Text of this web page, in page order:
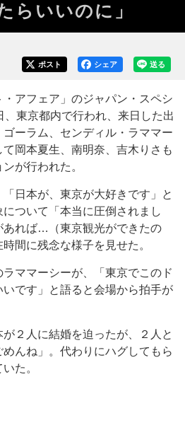
らいいのに」
送る
シェア
ポスト
アフェア」のジャパン・スペシ
、東京都内で行われ、来日した出
ーラム、センディル・ラママー
岡本夏生、南明奈、吉木りさも
が行われた。
日本が、東京が大好きです」と
ついて「本当に圧倒されまし
あれば…（東京観光ができたの
間に残念な様子を見せた。
ママーシーが、「東京でこのド
です」と語ると会場から拍手が
２人に結婚を迫ったが、２人と
んね」。代わりにハグしてもら
た。